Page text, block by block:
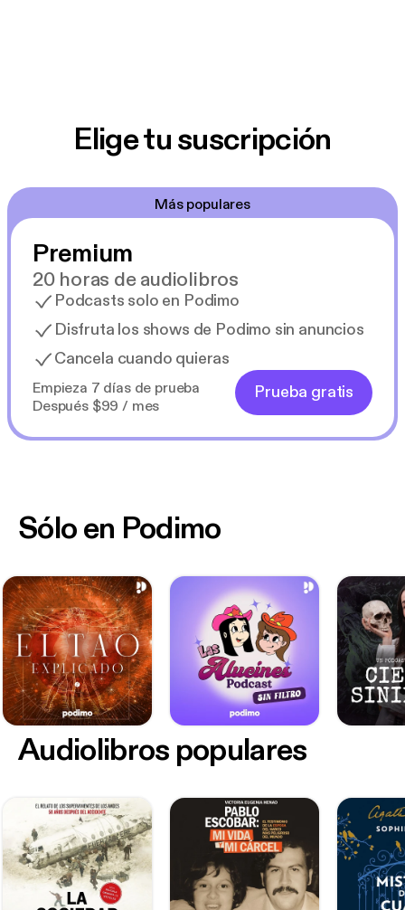
Elige tu suscripción
Más populares
Premium
20 horas de audiolibros
Podcasts solo en Podimo
Disfruta los shows de Podimo sin anuncios
Cancela cuando quieras
Empieza 7 días de prueba
Después $99 / mes
Prueba gratis
Sólo en Podimo
Audiolibros populares